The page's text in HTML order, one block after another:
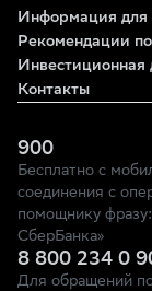
Информация для
Рекомендации
Инвестиционная
Контакты
900
Бесплатно с
соединения с
помощнику
СберБанка»
8 800 234 0
Для обращений